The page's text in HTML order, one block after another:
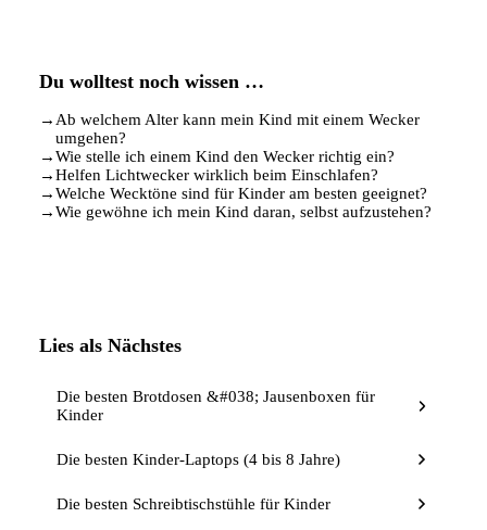
Du wolltest noch wissen …
→ Ab welchem Alter kann mein Kind mit einem Wecker
umgehen?
→Wie stelle ich einem Kind den Wecker richtig ein?
→Helfen Lichtwecker wirklich beim Einschlafen?
→Welche Wecktöne sind für Kinder am besten geeignet?
→Wie gewöhne ich mein Kind daran, selbst aufzustehen?
Lies als Nächstes
Die besten Brotdosen &#038; Jausenboxen für
Kinder
Die besten Kinder-Laptops (4 bis 8 Jahre)
Die besten Schreibtischstühle für Kinder